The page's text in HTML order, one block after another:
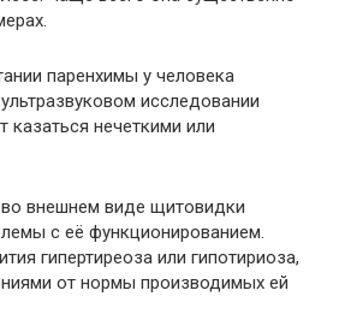
паренхимы у человека
исследовании
казаться нечеткими или
внешнем виде щитовидки
с её функционированием.
гипертиреоза или гипотириоза,
от нормы производимых ей